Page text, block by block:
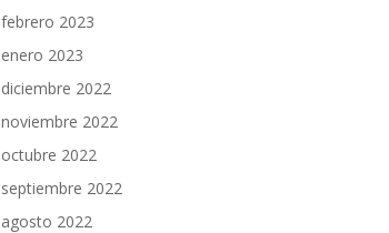
febrero 2023
enero 2023
diciembre 2022
noviembre 2022
octubre 2022
septiembre 2022
agosto 2022